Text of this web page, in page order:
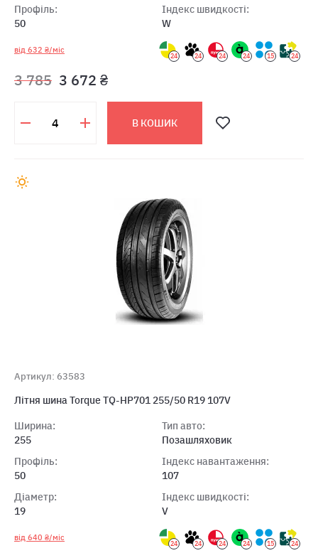
Профіль:
50
Індекс швидкості:
W
від 632 ₴/міс
24 24 24 24 15 24
3 785 3 672 ₴
В КОШИК
Артикул: 63583
Літня шина Torque TQ-HP701 255/50 R19 107V
Ширина:
255
Профіль:
50
Діаметр:
19
Тип авто:
Позашляховик
Індекс навантаження:
107
Індекс швидкості:
V
від 640 ₴/міс
24 24 24 24 15 24